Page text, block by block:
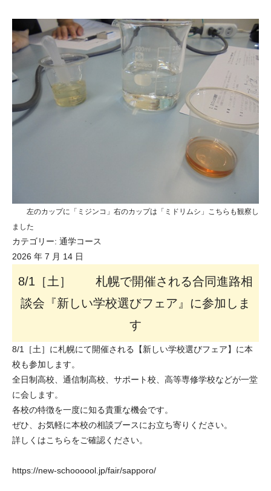
左のカップに「ミジンコ」右のカップは「ミドリムシ」こちらも観察し
ました
カテゴリー: 通学コース
2026 年 7 月 14 日
8/1［土］ 札幌で開催される合同進路相
談会『新しい学校選びフェア』に参加しま
す
8/1［土］に札幌にて開催される【新しい学校選びフェア】に本
校も参加します。
全日制高校、通信制高校、サポート校、高等専修学校などが一堂
に会します。
各校の特徴を一度に知る貴重な機会です。
ぜひ、お気軽に本校の相談ブースにお立ち寄りください。
詳しくはこちらをご確認ください。
https://new-schoooool.jp/fair/sapporo/